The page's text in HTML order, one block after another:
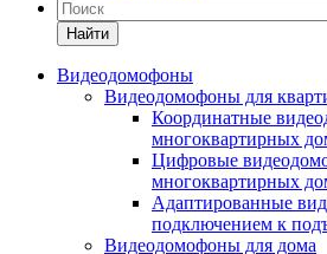
Найти
Видеодомофоны
Видеодомофоны для
Координатные
многоквартирных
Цифровые
многоквартирных
Адаптированные
подключением к
Видеодомофоны для дома